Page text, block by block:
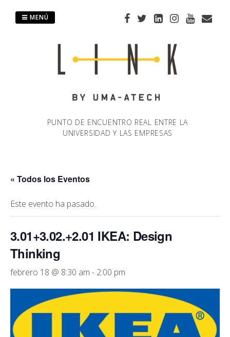
PUNTO DE ENCUENTRO REAL ENTRE LA
UNIVERSIDAD Y LAS EMPRESAS
MENÚ
« Todos los Eventos
Este evento ha pasado.
3.01+3.02.+2.01 IKEA: Design
Thinking
febrero 18 @ 8:30 am - 2:00 pm